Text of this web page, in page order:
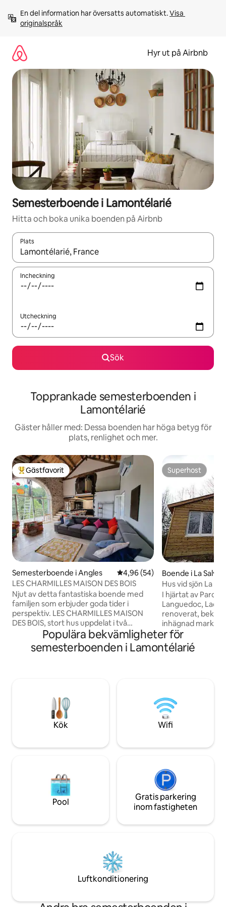
innehåll
En del information har översatts automatiskt. Visa
originalspråk
Hyr ut på Airbnb
Semesterboende i Lamontélarié
Hitta och boka unika boenden på Airbnb
Plats
När resultaten är tillgängliga kan du navigera med upp- och
Incheckning
Utcheckning
Sök
Topprankade semesterboenden i
Lamontélarié
Gäster håller med: Dessa boenden har höga betyg för
plats, renlighet och mer.
Populär gästfavorit
Gästfavorit
Semesterboende i Angles 4,96 av 5 i genomsnittligt
4,96 (54)
LES CHARMILLES MAISON DES BOIS
Njut av detta fantastiska boende med
familjen som erbjuder goda tider i
perspektiv. LES CHARMILLES MAISON
DES BOIS, stort hus uppdelat i två
separata stugor, ljudisolerade och med
en kommunicerande dörr mellan de två
stugorna. Perfekt för att komma med
mamma, 3 hus som ibland är bebodda.
att göra fyrverkerier, smällare. musik
reducerad till 22h
Superhost
Superhost
Boende i La
t
Hus vid sjön La
Languedoc
I hjärtat av Parc
Languedoc, Lac
renoverat,
inhägnad mark,
bäck. Beläget på
från Salvetat
alla butiker, nära
x 200 med
sängkläder möjlig
Populära bekvämligheter för
semesterboenden i Lamontélarié
Kök Wifi
Pool
Gratis parkering
inom fastigheten
Luftkonditionering